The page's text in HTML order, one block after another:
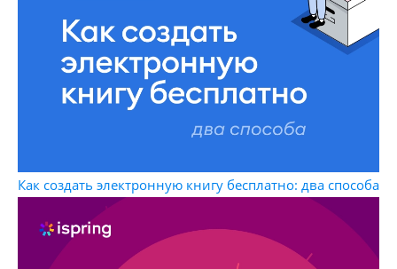
Как создать электронную книгу бесплатно: два способа